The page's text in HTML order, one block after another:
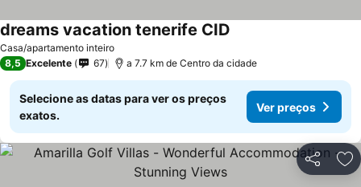
Casa/apartamento inteiro
dreams vacation tenerife CID
8,5 Excelente 67 a 7.7 km de Centro da cidade
Selecione as datas para ver os preços
exatos.
Ver preços
Partilhar